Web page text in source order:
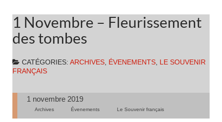
1 Novembre – Fleurissement
des tombes
CATÉGORIES: ARCHIVES, ÉVENEMENTS, LE SOUVENIR
FRANÇAIS
1 novembre 2019
Archives Évenements Le Souvenir français